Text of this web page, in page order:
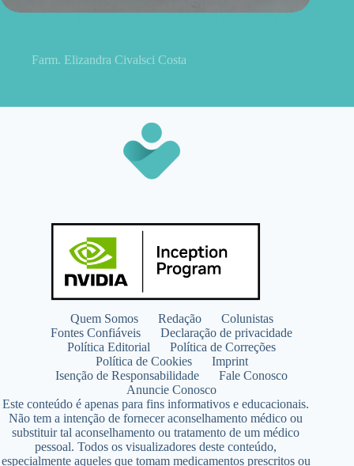
Farm. Elizandra Civalsci Costa
Quem Somos Redação
Colunistas
Fontes Confiáveis
Declaração de privacidade
Política Editorial
Política de Correções
Política de Cookies
Imprint
Isenção de Responsabilidade
Fale Conosco
Anuncie Conosco
Este conteúdo é apenas para fins informativos e educacionais.
Não tem a intenção de fornecer aconselhamento médico ou
substituir tal aconselhamento ou tratamento de um médico
pessoal. Todos os visualizadores deste conteúdo,
especialmente aqueles que tomam medicamentos prescritos ou